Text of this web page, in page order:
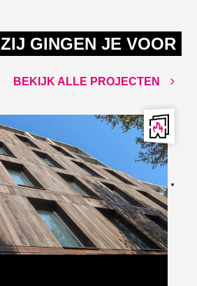
ZIJ GINGEN JE VOOR
BEKIJK ALLE PROJECTEN